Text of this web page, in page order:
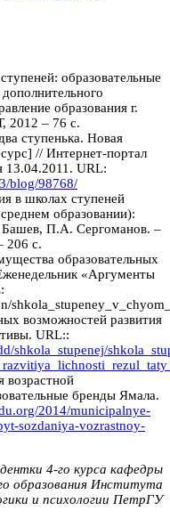
образовательные
образования г.
– 76 с.
ступенька. Новая
// Интернет-портал
13.04.2011. URL:
blog/98768/
в школах ступеней
образовании):
П.А. Сергоманов. –
206 с.
образовательных
«Аргументы
возможностей развития
URL::
shkola_stupenej/
возрастной
бренды Ямала.
2014/municipalnye-
sozdaniya-vozrastnoy-
4-го курса кафедры
образования Института
и психологии ПетрГУ